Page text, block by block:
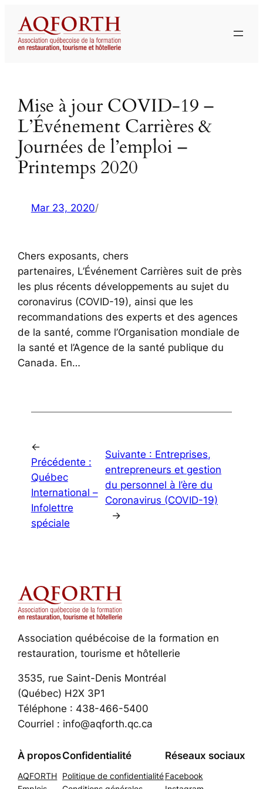
contenu
Mise à jour COVID-19 –
L’Événement Carrières &
Journées de l’emploi –
Printemps 2020
Mar 23, 2020/
Chers exposants, chers
partenaires, L’Événement Carrières suit de près
les plus récents développements au sujet du
coronavirus (COVID-19), ainsi que les
recommandations des experts et des agences
de la santé, comme l’Organisation mondiale de
la santé et l’Agence de la santé publique du
Canada. En…
←
Précédente :
Québec
International –
Infolettre
spéciale
Suivante : Entreprises,
entrepreneurs et gestion
du personnel à l’ère du
Coronavirus (COVID-19)
→
Association québécoise de la formation en
restauration, tourisme et hôtellerie
3535, rue Saint-Denis Montréal
(Québec) H2X 3P1
Téléphone : 438-466-5400
Courriel : info@aqforth.qc.ca
À propos
AQFORTH
Confidentialité
Politique de confidentialité
Réseaux sociaux
Facebook